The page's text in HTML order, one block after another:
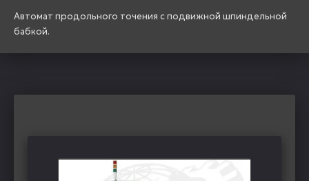
Автомат продольного точения с подвижной шпиндельной
бабкой.